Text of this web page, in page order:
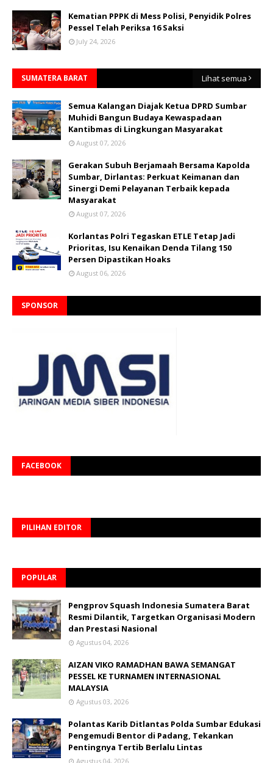
Kematian PPPK di Mess Polisi, Penyidik Polres
Pessel Telah Periksa 16 Saksi
July 24, 2026
SUMATERA BARAT Lihat semua
Semua Kalangan Diajak Ketua DPRD Sumbar
Muhidi Bangun Budaya Kewaspadaan
Kantibmas di Lingkungan Masyarakat
August 07, 2026
Gerakan Subuh Berjamaah Bersama Kapolda
Sumbar, Dirlantas: Perkuat Keimanan dan
Sinergi Demi Pelayanan Terbaik kepada
Masyarakat
August 07, 2026
Korlantas Polri Tegaskan ETLE Tetap Jadi
Prioritas, Isu Kenaikan Denda Tilang 150
Persen Dipastikan Hoaks
August 06, 2026
SPONSOR
FACEBOOK
PILIHAN EDITOR
POPULAR
Pengprov Squash Indonesia Sumatera Barat
Resmi Dilantik, Targetkan Organisasi Modern
dan Prestasi Nasional
Agustus 04, 2026
AIZAN VIKO RAMADHAN BAWA SEMANGAT
PESSEL KE TURNAMEN INTERNASIONAL
MALAYSIA
Agustus 03, 2026
Polantas Karib Ditlantas Polda Sumbar Edukasi
Pengemudi Bentor di Padang, Tekankan
Pentingnya Tertib Berlalu Lintas
Agustus 04, 2026